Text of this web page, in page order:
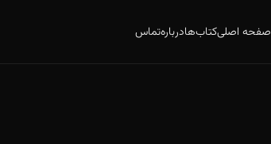
صفحه اصلیکتاب‌هادربارهتماس